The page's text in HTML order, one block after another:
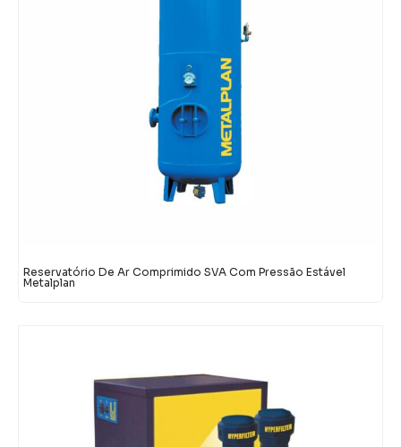
Reservatório De Ar Comprimido SVA Com Pressão Estável
Metalplan